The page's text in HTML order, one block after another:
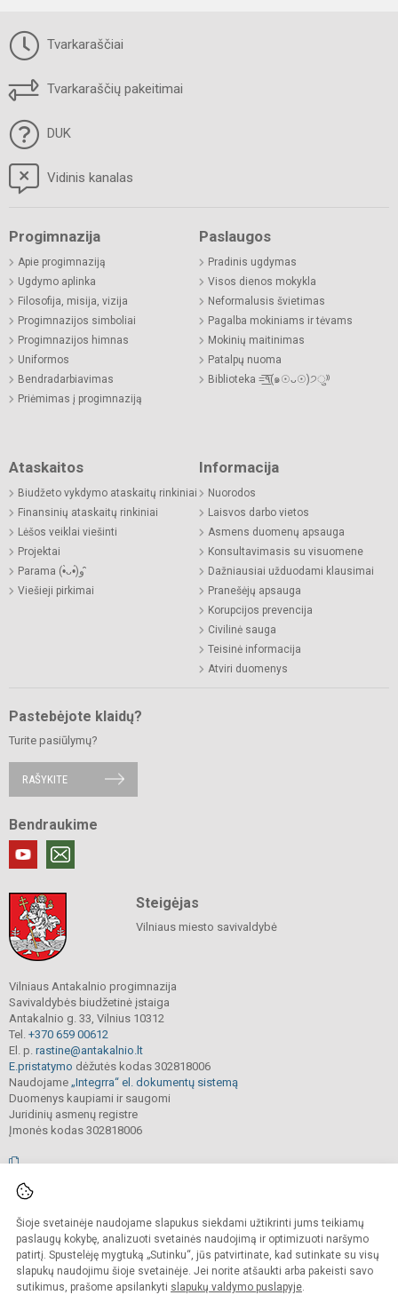
Šioje svetainėje naudojame slapukus siekdami užtikrinti jums teikiamų
paslaugų kokybę, analizuoti svetainės naudojimą ir optimizuoti naršymo
patirtį. Spustelėję mygtuką „Sutinku“, jūs patvirtinate, kad sutinkate su visų
slapukų naudojimu šioje svetainėje. Jei norite atšaukti arba pakeisti savo
sutikimus, prašome apsilankyti slapukų valdymo puslapyje.
Tvarkaraščiai
Tvarkaraščių pakeitimai
DUK
Vidinis kanalas
Progimnazija
Apie progimnaziją
Ugdymo aplinka
Filosofija, misija, vizija
Progimnazijos simboliai
Progimnazijos himnas
Uniformos
Bendradarbiavimas
Priėmimas į progimnaziją
Paslaugos
Pradinis ugdymas
Visos dienos mokykla
Neformalusis švietimas
Pagalba mokiniams ir tėvams
Mokinių maitinimas
Patalpų nuoma
Biblioteka =͟͟͞͞٩(๑☉ᴗ☉)੭ु⁾⁾
Ataskaitos
Biudžeto vykdymo ataskaitų rinkiniai
Finansinių ataskaitų rinkiniai
Lėšos veiklai viešinti
Projektai
Parama (•̀ᴗ•́)و ̑̑
Viešieji pirkimai
Informacija
Nuorodos
Laisvos darbo vietos
Asmens duomenų apsauga
Konsultavimasis su visuomene
Dažniausiai užduodami klausimai
Pranešėjų apsauga
Korupcijos prevencija
Civilinė sauga
Teisinė informacija
Atviri duomenys
Pastebėjote klaidų?
Turite pasiūlymų?
RAŠYKITE
Bendraukime
Steigėjas
Vilniaus miesto savivaldybė
Vilniaus Antakalnio progimnazija
Savivaldybės biudžetinė įstaiga
Antakalnio g. 33, Vilnius 10312
Tel. +370 659 00612
El. p. rastine@antakalnio.lt
E.pristatymo dėžutės kodas 302818006
Naudojame „Integrra“ el. dokumentų sistemą
Duomenys kaupiami ir saugomi
Juridinių asmenų registre
Įmonės kodas 302818006
Kopijuoti, cituoti ar kitaip atvaizduoti internetinės svetainės turinį be raštiško
mokyklos vadovų sutikimo yra draudžiama.
Prieinamumo paraiška Slapukų valdymas
Sumanus būdas atnaujinti